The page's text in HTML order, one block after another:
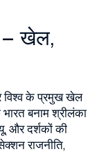
– खेल,
के प्रमुख खेल
बनाम श्रीलंका
और दर्शकों की
सेक्शनराजनीति,